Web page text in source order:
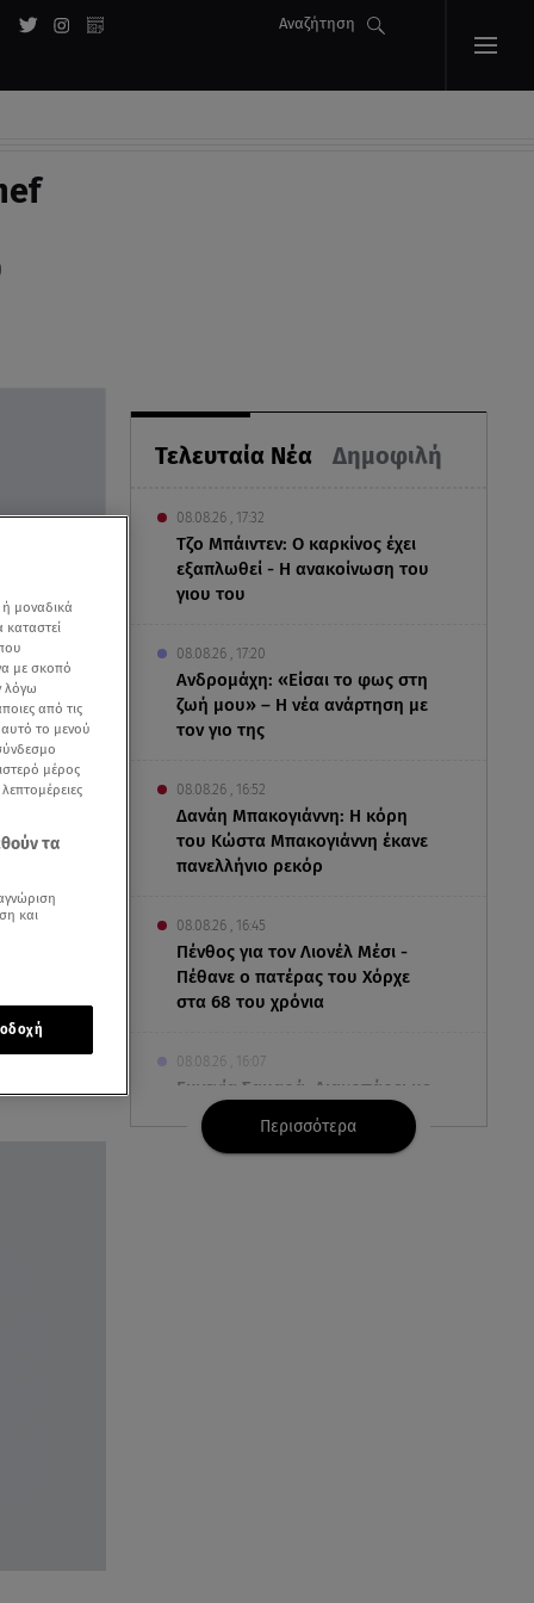
Αναζήτηση
Τελευταία Νέα Δημοφιλή
08.08.26 , 17:32
Τζο Μπάιντεν: Ο καρκίνος έχει
εξαπλωθεί - Η ανακοίνωση του
γιου του
08.08.26 , 17:20
Ανδρομάχη: «Είσαι το φως στη
ζωή μου» – Η νέα ανάρτηση με
τον γιο της
08.08.26 , 16:52
Δανάη Μπακογιάννη: Η κόρη
του Κώστα Μπακογιάννη έκανε
πανελλήνιο ρεκόρ
08.08.26 , 16:45
Πένθος για τον Λιονέλ Μέσι -
Πέθανε ο πατέρας του Χόρχε
στα 68 του χρόνια
08.08.26 , 16:07
Ευγενία Σαμαρά: Διακοπάρει με
τον Νίκο Μουτσινά - Πού
βρίσκονται;
Περισσότερα
μέσω live
μοναδικά
με σκοπό
λόγω
από τις
αυτό το μενού
μέρος
τα
και